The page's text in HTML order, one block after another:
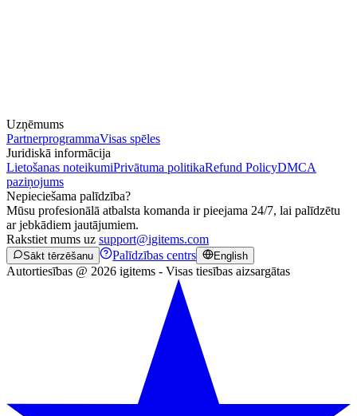
Uzņēmums
PartnerprogrammaVisas spēles
Juridiskā informācija
Lietošanas noteikumiPrivātuma politikaRefund PolicyDMCA
paziņojums
Nepieciešama palīdzība?
Mūsu profesionālā atbalsta komanda ir pieejama 24/7, lai palīdzētu
ar jebkādiem jautājumiem.
Rakstiet mums uz support@igitems.com
Sākt tērzēšanu Palīdzības centrs English
Autortiesības @ 2026 igitems - Visas tiesības aizsargātas